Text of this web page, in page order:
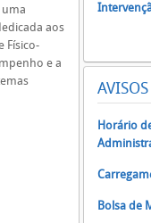
aos
Físico-
e a
AVISOS
Horário
Bolsa de